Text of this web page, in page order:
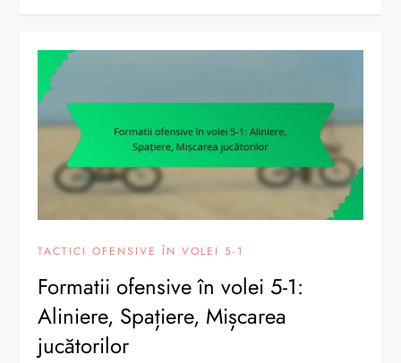
TACTICI OFENSIVE ÎN VOLEI 5-1
Formatii ofensive în volei 5-1:
Aliniere, Spațiere, Mișcarea
jucătorilor